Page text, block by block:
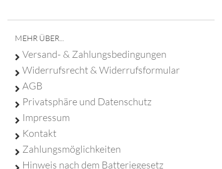
MEHR ÜBER...
Versand- & Zahlungsbedingungen
Widerrufsrecht & Widerrufsformular
AGB
Privatsphäre und Datenschutz
Impressum
Kontakt
Zahlungsmöglichkeiten
Hinweis nach dem Batteriegesetz